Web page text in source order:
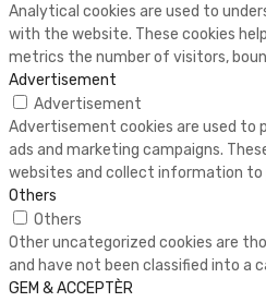
Analytical cookies are used to
with the website. These cookies
metrics the number of visitors,
Advertisement
Advertisement
Advertisement cookies are used to
ads and marketing campaigns.
websites and collect information to
Others
Others
Other uncategorized cookies are
and have not been classified into a
GEM & ACCEPTÈR